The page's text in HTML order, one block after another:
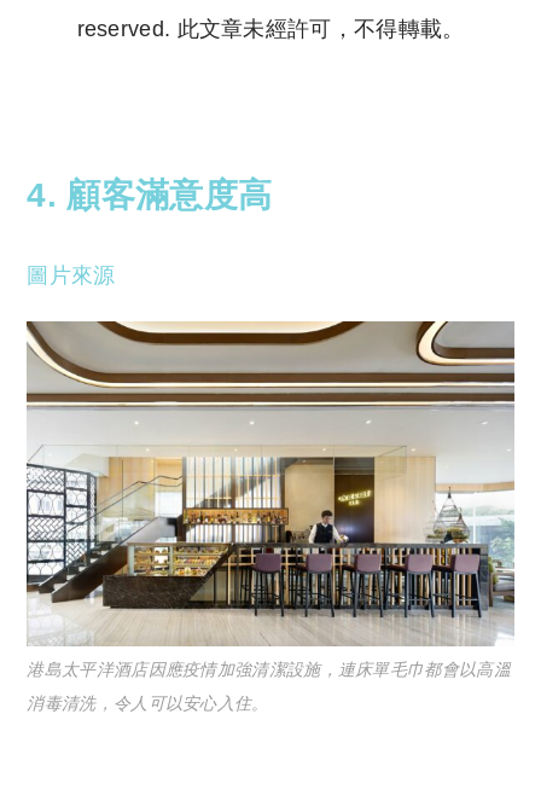
reserved. 此文章未經許可，不得轉載。
4. 顧客滿意度高
圖片來源
港島太平洋酒店因應疫情加強清潔設施，連床單毛巾都會以高溫
消毒清洗，令人可以安心入住。